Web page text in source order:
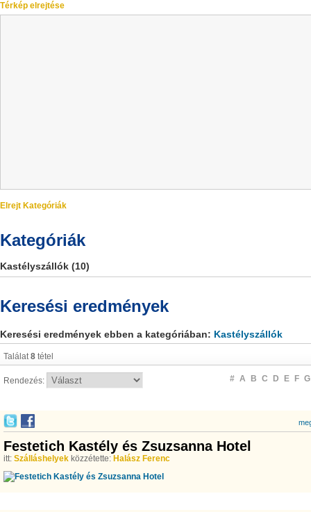
Térkép elrejtése
Elrejt Kategóriák
Kategóriák
Kastélyszállók (10)
Keresési eredmények
Keresési eredmények ebben a kategóriában: Kastélyszállók
Találat8 tétel
Rendezés: # A B C D E F G
Festetich Kastély és Zsuzsanna Hotel
itt: Szálláshelyek közzétette: Halász Ferenc